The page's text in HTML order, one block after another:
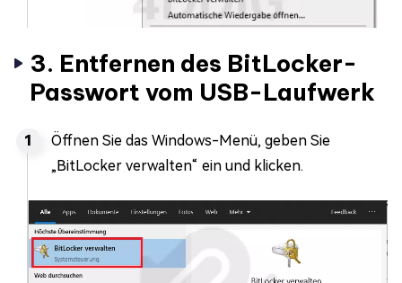
3. Entfernen des BitLocker-
Passwort vom USB-Laufwerk
Öffnen Sie das Windows-Menü, geben Sie
„BitLocker verwalten“ ein und klicken.